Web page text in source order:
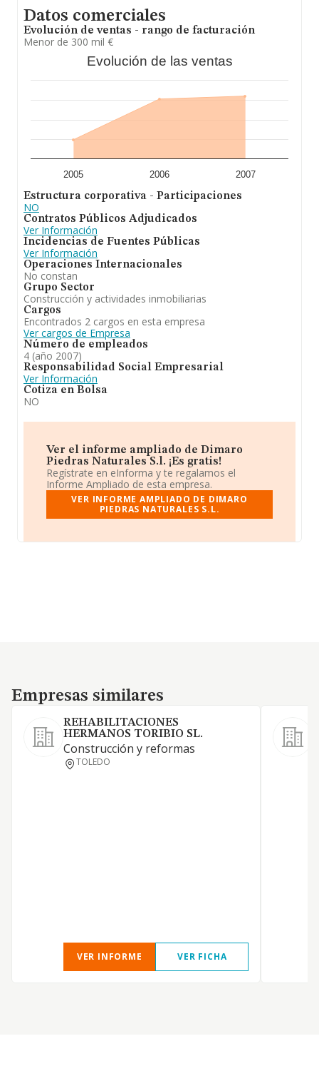
Datos comerciales
Evolución de ventas - rango de facturación
Menor de 300 mil €
Evolución de las ventas
2005 2006 2007
Estructura corporativa - Participaciones
NO
Contratos Públicos Adjudicados
Ver Información
Incidencias de Fuentes Públicas
Ver Información
Operaciones Internacionales
No constan
Grupo Sector
Construcción y actividades inmobiliarias
Cargos
Encontrados 2 cargos en esta empresa
Ver cargos de Empresa
Número de empleados
4 (año 2007)
Responsabilidad Social Empresarial
Ver Información
Cotiza en Bolsa
NO
Ver el informe ampliado de Dimaro
Piedras Naturales S.l. ¡Es gratis!
Regístrate en eInforma y te regalamos el
Informe Ampliado de esta empresa.
VER INFORME AMPLIADO DE DIMARO
PIEDRAS NATURALES S.L.
Empresas similares
Empresas similares
REHABILITACIONES
HERMANOS TORIBIO SL.
Construcción y reformas
TOLEDO
VER INFORME VER FICHA